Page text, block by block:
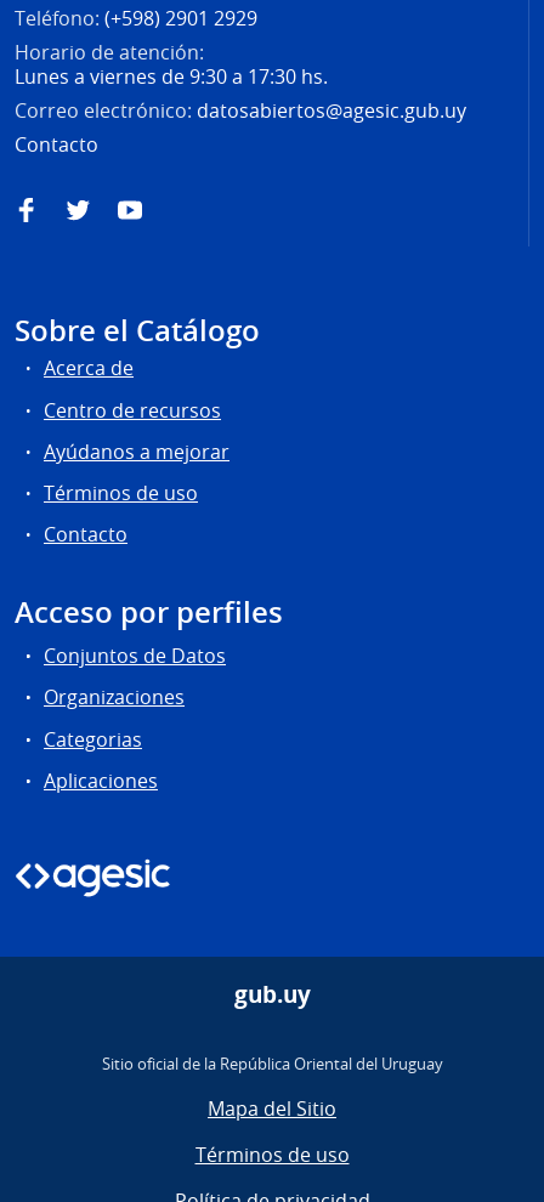
Teléfono: (+598) 2901 2929
Horario de atención:
Lunes a viernes de 9:30 a 17:30 hs.
Correo electrónico: datosabiertos@agesic.gub.uy
Contacto
FacebookTwitterYouTube
Sobre el Catálogo
Acerca de
Centro de recursos
Ayúdanos a mejorar
Términos de uso
Contacto
Acceso por perfiles
Conjuntos de Datos
Organizaciones
Categorias
Aplicaciones
gub.uy
Sitio oficial de la República Oriental del Uruguay
Mapa del Sitio
Términos de uso